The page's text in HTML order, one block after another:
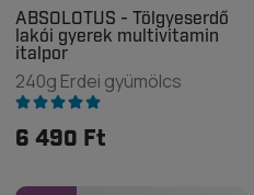
ABSOLOTUS - Tölgyeserdő
lakói gyerek multivitamin
italpor
240g Erdei gyümölcs
6 490 Ft